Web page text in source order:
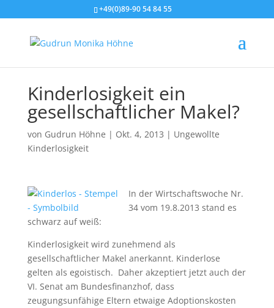
+49(0)89-90 54 84 55
Kinderlosigkeit ein
gesellschaftlicher Makel?
von Gudrun Höhne | Okt. 4, 2013 | Ungewollte
Kinderlosigkeit
In der Wirtschaftswoche Nr.
34 vom 19.8.2013 stand es
schwarz auf weiß:
Kinderlosigkeit wird zunehmend als
gesellschaftlicher Makel anerkannt. Kinderlose
gelten als egoistisch. Daher akzeptiert jetzt auch der
VI. Senat am Bundesfinanzhof, dass
zeugungsunfähige Eltern etwaige Adoptionskosten